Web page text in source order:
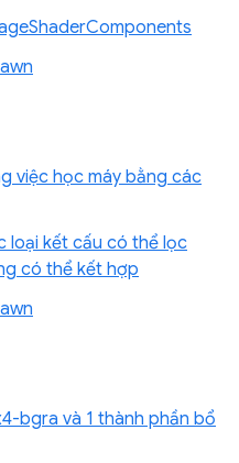
việc học máy bằng các
loại kết cấu có thể lọc
có thể kết hợp
bgra và 1 thành phần bổ